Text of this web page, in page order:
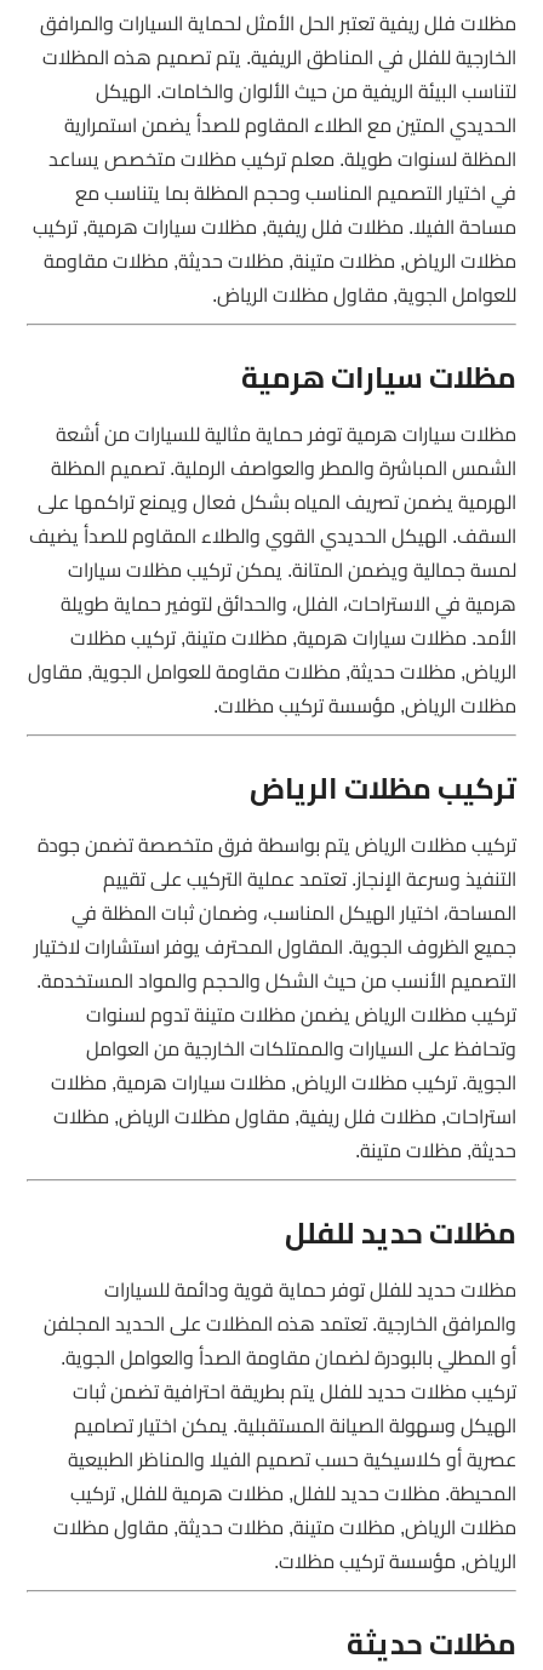
مظلات فلل ريفية تعتبر الحل الأمثل لحماية السيارات والمرافق
الخارجية للفلل في المناطق الريفية. يتم تصميم هذه المظلات
لتناسب البيئة الريفية من حيث الألوان والخامات. الهيكل
الحديدي المتين مع الطلاء المقاوم للصدأ يضمن استمرارية
المظلة لسنوات طويلة. معلم تركيب مظلات متخصص يساعد
في اختيار التصميم المناسب وحجم المظلة بما يتناسب مع
مساحة الفيلا. مظلات فلل ريفية, مظلات سيارات هرمية, تركيب
مظلات الرياض, مظلات متينة, مظلات حديثة, مظلات مقاومة
للعوامل الجوية, مقاول مظلات الرياض.
مظلات سيارات هرمية
مظلات سيارات هرمية توفر حماية مثالية للسيارات من أشعة
الشمس المباشرة والمطر والعواصف الرملية. تصميم المظلة
الهرمية يضمن تصريف المياه بشكل فعال ويمنع تراكمها على
السقف. الهيكل الحديدي القوي والطلاء المقاوم للصدأ يضيف
لمسة جمالية ويضمن المتانة. يمكن تركيب مظلات سيارات
هرمية في الاستراحات، الفلل، والحدائق لتوفير حماية طويلة
الأمد. مظلات سيارات هرمية, مظلات متينة, تركيب مظلات
الرياض, مظلات حديثة, مظلات مقاومة للعوامل الجوية, مقاول
مظلات الرياض, مؤسسة تركيب مظلات.
تركيب مظلات الرياض
تركيب مظلات الرياض يتم بواسطة فرق متخصصة تضمن جودة
التنفيذ وسرعة الإنجاز. تعتمد عملية التركيب على تقييم
المساحة، اختيار الهيكل المناسب، وضمان ثبات المظلة في
جميع الظروف الجوية. المقاول المحترف يوفر استشارات لاختيار
التصميم الأنسب من حيث الشكل والحجم والمواد المستخدمة.
تركيب مظلات الرياض يضمن مظلات متينة تدوم لسنوات
وتحافظ على السيارات والممتلكات الخارجية من العوامل
الجوية. تركيب مظلات الرياض, مظلات سيارات هرمية, مظلات
استراحات, مظلات فلل ريفية, مقاول مظلات الرياض, مظلات
حديثة, مظلات متينة.
مظلات حديد للفلل
مظلات حديد للفلل توفر حماية قوية ودائمة للسيارات
والمرافق الخارجية. تعتمد هذه المظلات على الحديد المجلفن
أو المطلي بالبودرة لضمان مقاومة الصدأ والعوامل الجوية.
تركيب مظلات حديد للفلل يتم بطريقة احترافية تضمن ثبات
الهيكل وسهولة الصيانة المستقبلية. يمكن اختيار تصاميم
عصرية أو كلاسيكية حسب تصميم الفيلا والمناظر الطبيعية
المحيطة. مظلات حديد للفلل, مظلات هرمية للفلل, تركيب
مظلات الرياض, مظلات متينة, مظلات حديثة, مقاول مظلات
الرياض, مؤسسة تركيب مظلات.
مظلات حديثة